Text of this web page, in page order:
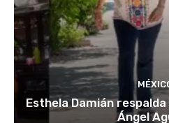
Esthela Damián
Ángel